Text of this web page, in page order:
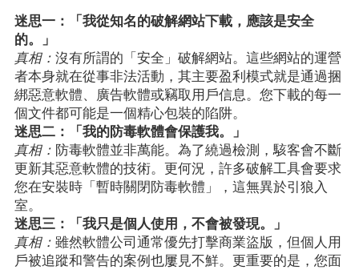
迷思一：「我從知名的破解網站下載，應該是安全
的。」
真相： 沒有所謂的「安全」破解網站。這些網站的運營
者本身就在從事非法活動，其主要盈利模式就是通過捆
綁惡意軟體、廣告軟體或竊取用戶信息。您下載的每一
個文件都可能是一個精心包裝的陷阱。
迷思二：「我的防毒軟體會保護我。」
真相： 防毒軟體並非萬能。為了繞過檢測，駭客會不斷
更新其惡意軟體的技術。更何況，許多破解工具會要求
您在安裝時「暫時關閉防毒軟體」，這無異於引狼入
室。
迷思三：「我只是個人使用，不會被發現。」
真相： 雖然軟體公司通常優先打擊商業盜版，但個人用
戶被追蹤和警告的案例也屢見不鮮。更重要的是，您面